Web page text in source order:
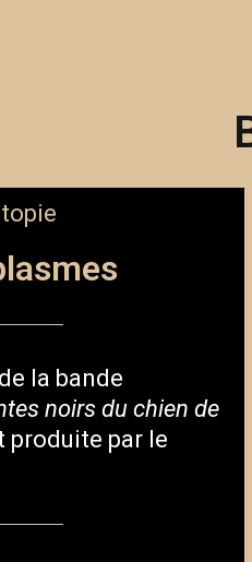
la bande
noirs du chien de
produite par le